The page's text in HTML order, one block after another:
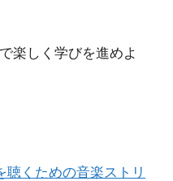
楽しく学びを進めよ
聴くための音楽ストリ